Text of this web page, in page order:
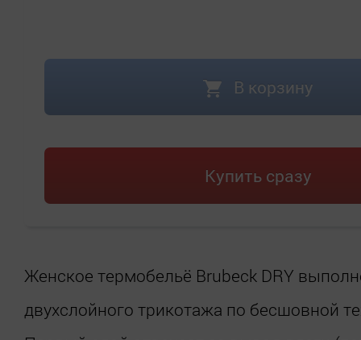
В корзину
Купить сразу
Женское термобельё Brubeck DRY
двухслойного трикотажа по бесшовной